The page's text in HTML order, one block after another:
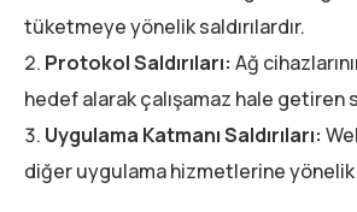
tüketmeye yönelik saldırılardır.
Protokol Saldırıları: Ağ
hedef alarak çalışamaz hale getiren
Uygulama Katmanı Saldırıları:
diğer uygulama hizmetlerine yönelik